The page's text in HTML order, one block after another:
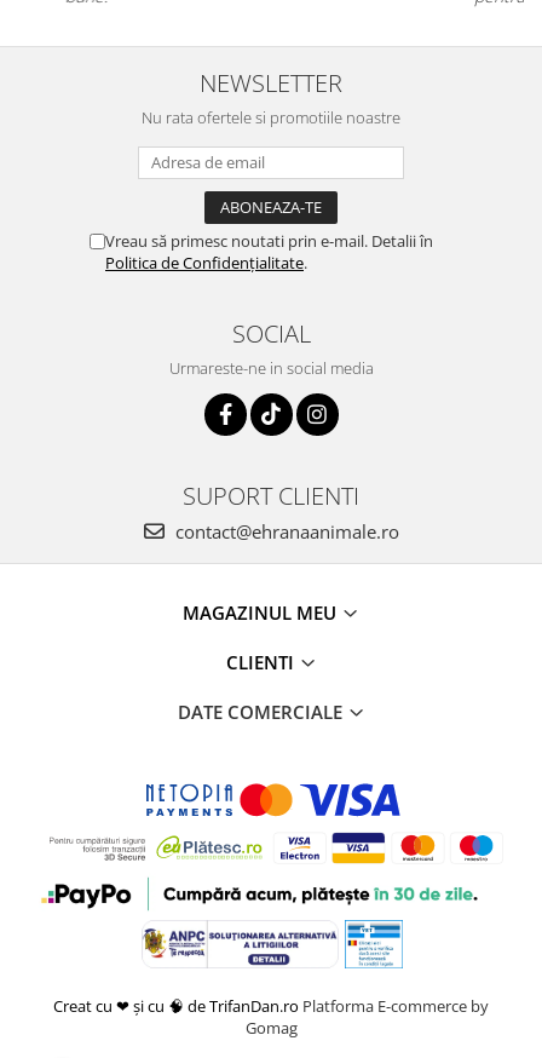
NEWSLETTER
Nu rata ofertele si promotiile noastre
Vreau să primesc noutati prin e-mail. Detalii în
Politica de Confidențialitate.
SOCIAL
Urmareste-ne in social media
SUPORT CLIENTI
contact@ehranaanimale.ro
MAGAZINUL MEU
CLIENTI
DATE COMERCIALE
Creat cu ❤ și cu 🧠 de TrifanDan.ro Platforma E-commerce by
Gomag